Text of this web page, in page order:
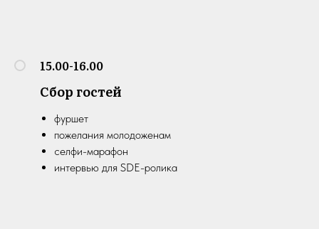
15.00-16.00
Сбор гостей
фуршет
пожелания молодоженам
селфи-марафон
интервью для SDE-ролика